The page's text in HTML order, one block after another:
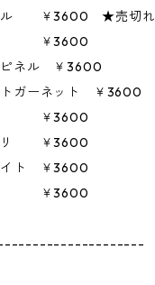
ル ￥3600 ★売切れ
￥3600
ピネル ￥3600
ガーネット ￥3600
ズ ￥3600
リ ￥3600
イト ￥3600
ト ￥3600